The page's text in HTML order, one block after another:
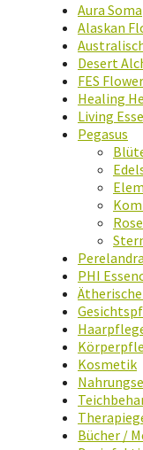
Aura Soma
Alaskan
Desert
FES
Healing
Living
Pegasus
Perelandra
PHI
Kosmetik
Bücher /